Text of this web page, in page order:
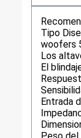
Tipo
woofers
Los
El
Entrada